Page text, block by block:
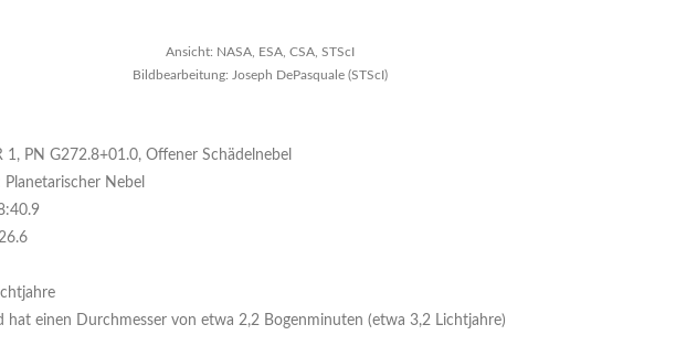
Ansicht: NASA, ESA, CSA, STScI
Bildbearbeitung: Joseph DePasquale (STScI)
1, PN G272.8+01.0, Offener Schädelnebel
Nebel
hat einen Durchmesser von etwa 2,2 Bogenminuten (etwa 3,2 Lichtjahre)